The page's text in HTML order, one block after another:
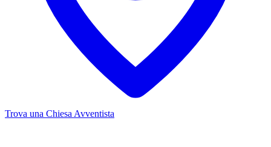
Trova una Chiesa Avventista